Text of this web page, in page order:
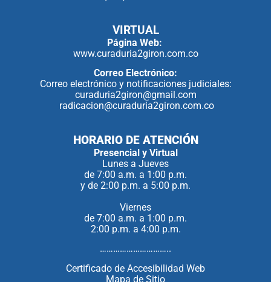
VIRTUAL
Página Web:
www.curaduria2giron.com.co
Correo Electrónico:
Correo electrónico y notificaciones judiciales:
curaduria2giron@gmail.com
radicacion@curaduria2giron.com.co
HORARIO DE ATENCIÓN
Presencial y Virtual
Lunes a Jueves
de 7:00 a.m. a 1:00 p.m.
y de 2:00 p.m. a 5:00 p.m.
Viernes
de 7:00 a.m. a 1:00 p.m.
2:00 p.m. a 4:00 p.m.
…………………………..
Certificado de Accesibilidad Web
Mapa de Sitio